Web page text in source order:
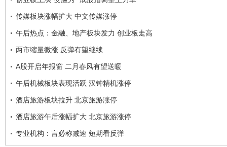
传媒板块涨幅扩大 中文传媒涨停
午后热点：金融、地产板块发力 创业板走高
两市缩量微涨 反弹有望继续
A股开启年报窗 二月春风有望送暖
午后机械板块表现活跃 汉钟精机涨停
酒店旅游板块拉升 北京旅游涨停
酒店旅游午后涨幅扩大 北京旅游涨停
专业机构：言必称减速 短期看反弹